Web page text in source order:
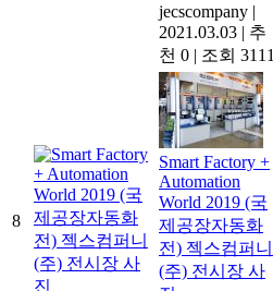
jecscompany |
2021.03.03 | 추
천 0 | 조회 3111
8
Smart Factory +
Automation
World 2019 (국
제공장자동화
전) 젝스컴퍼니
(주) 전시장 사